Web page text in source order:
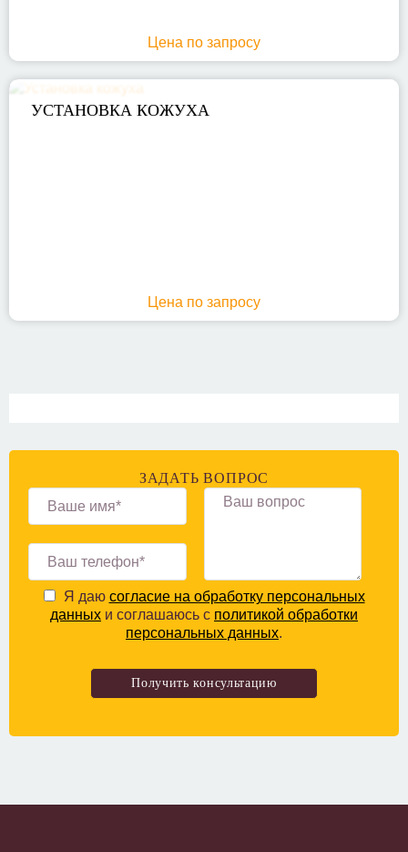
Цена по запросу
УСТАНОВКА КОЖУХА
Цена по запросу
ЗАДАТЬ ВОПРОС
Я даю согласие на обработку персональных
данных и соглашаюсь с политикой обработки
персональных данных.